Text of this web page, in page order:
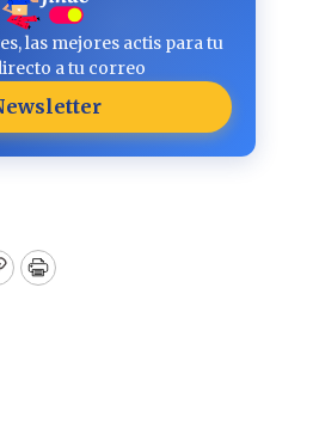
las mejores actis para tu
a tu correo
Print